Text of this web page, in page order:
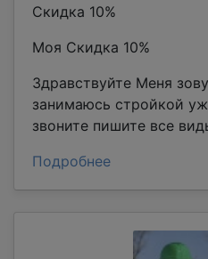
Скидка 10%
Моя Скидка 10%
Здравствуйте Меня
занимаюсь стройкой
звоните пишите все
Подробнее